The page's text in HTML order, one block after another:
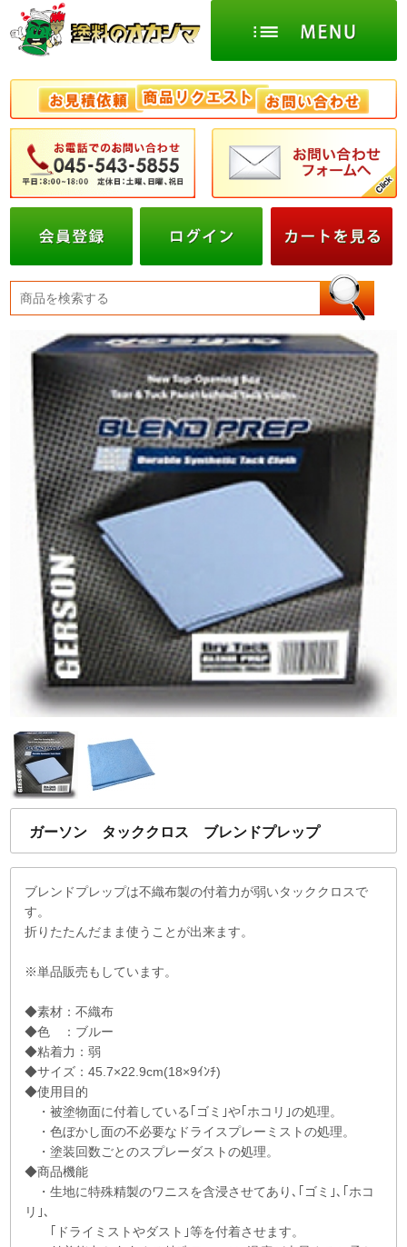
ガーソン タッククロス ブレンドプレップ
ブレンドプレップは不織布製の付着力が弱いタッククロスで
す。
折りたたんだまま使うことが出来ます。
※単品販売もしています。
◆素材：不織布
◆色 ：ブルー
◆粘着力：弱
◆サイズ：45.7×22.9cm(18×9ｲﾝﾁ)
◆使用目的
・被塗物面に付着している｢ゴミ｣や｢ホコリ｣の処理。
・色ぼかし面の不必要なドライスプレーミストの処理。
・塗装回数ごとのスプレーダストの処理。
◆商品機能
・生地に特殊精製のワニスを含浸させてあり､｢ゴミ｣､｢ホコ
リ｣､
｢ドライミストやダスト｣等を付着させます。